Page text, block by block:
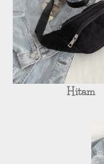
Hitam